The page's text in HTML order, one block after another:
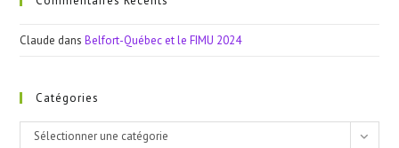
Claude dansBelfort-Québec et le FIMU 2024
Catégories
Catégories
Sélectionner une catégorie